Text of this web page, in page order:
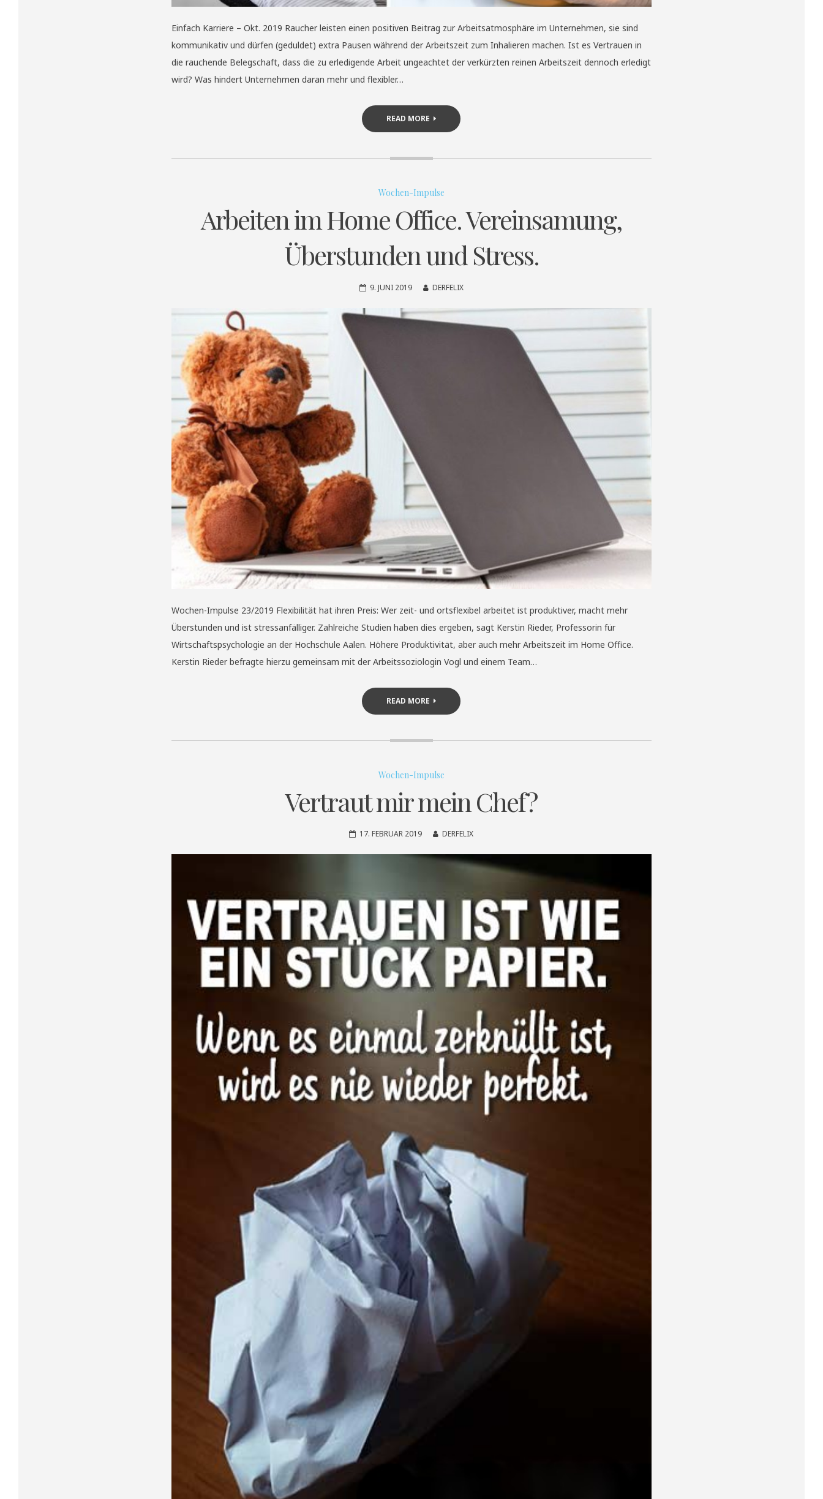
Einfach Karriere – Okt. 2019 Raucher leisten einen positiven Beitrag zur Arbeitsatmosphäre im Unternehmen, sie sind
kommunikativ und dürfen (geduldet) extra Pausen während der Arbeitszeit zum Inhalieren machen. Ist es Vertrauen in
die rauchende Belegschaft, dass die zu erledigende Arbeit ungeachtet der verkürzten reinen Arbeitszeit dennoch erledigt
wird? Was hindert Unternehmen daran mehr und flexibler…
READ MORE
Wochen-Impulse
Arbeiten im Home Office. Vereinsamung,
Überstunden und Stress.
9. JUNI 2019 DERFELIX
Wochen-Impulse 23/2019 Flexibilität hat ihren Preis: Wer zeit- und ortsflexibel arbeitet ist produktiver, macht mehr
Überstunden und ist stressanfälliger. Zahlreiche Studien haben dies ergeben, sagt Kerstin Rieder, Professorin für
Wirtschaftspsychologie an der Hochschule Aalen. Höhere Produktivität, aber auch mehr Arbeitszeit im Home Office.
Kerstin Rieder befragte hierzu gemeinsam mit der Arbeitssoziologin Vogl und einem Team…
READ MORE
Wochen-Impulse
Vertraut mir mein Chef?
17. FEBRUAR 2019 DERFELIX